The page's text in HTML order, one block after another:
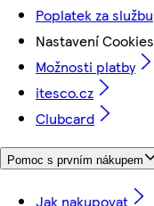
Poplatek za službu
Nastavení Cookies
Možnosti platby
itesco.cz
Clubcard
Pomoc s prvním nákupem
Jak nakupovat